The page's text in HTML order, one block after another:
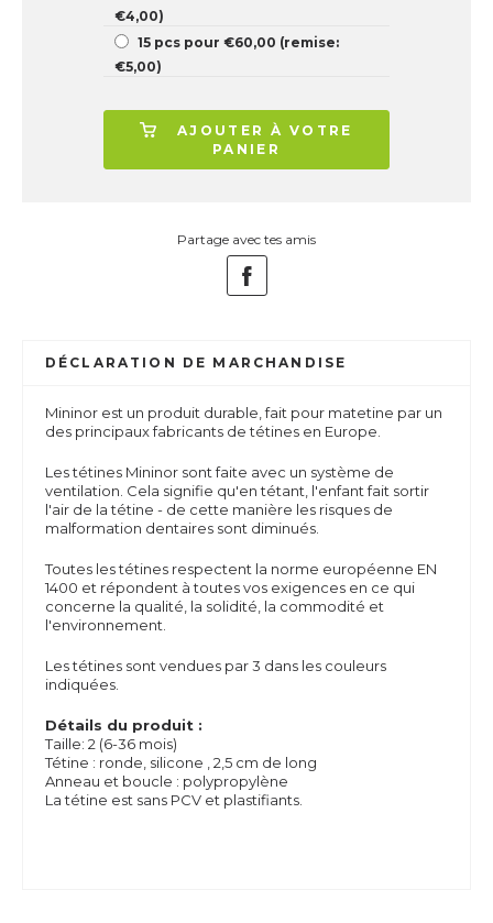
€4,00)
15 pcs pour €60,00 (remise:
€5,00)
AJOUTER À VOTRE
PANIER
Partage avec tes amis
DÉCLARATION DE MARCHANDISE
Mininor est un produit durable, fait pour matetine par un
des principaux fabricants de tétines en Europe.
Les tétines Mininor sont faite avec un système de
ventilation. Cela signifie qu'en tétant, l'enfant fait sortir
l'air de la tétine - de cette manière les risques de
malformation dentaires sont diminués.
Toutes les tétines respectent la norme européenne EN
1400 et répondent à toutes vos exigences en ce qui
concerne la qualité, la solidité, la commodité et
l'environnement.
Les tétines sont vendues par 3 dans les couleurs
indiquées.
Détails du produit :
Taille: 2 (6-36 mois)
Tétine : ronde, silicone , 2,5 cm de long
Anneau et boucle : polypropylène
La tétine est sans PCV et plastifiants.